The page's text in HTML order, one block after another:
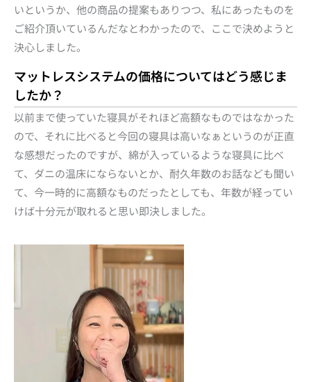
いというか、他の商品の提案もありつつ、私にあったものを
ご紹介頂いているんだなとわかったので、ここで決めようと
決心しました。
マットレスシステムの価格についてはどう感じま
したか？
以前まで使っていた寝具がそれほど高額なものではなかった
ので、それに比べると今回の寝具は高いなぁというのが正直
な感想だったのですが、綿が入っているような寝具に比べ
て、ダニの温床にならないとか、耐久年数のお話なども聞い
て、今一時的に高額なものだったとしても、年数が経ってい
けば十分元が取れると思い即決しました。